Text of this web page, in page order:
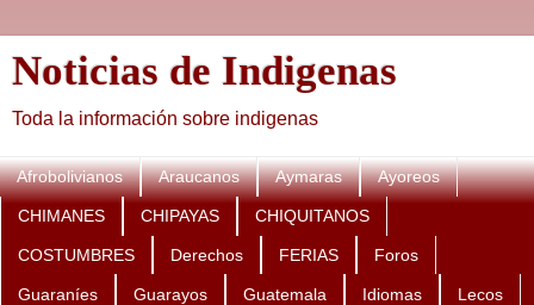
Noticias de Indigenas
Toda la información sobre indigenas
Afrobolivianos Araucanos Aymaras Ayoreos
CHIMANES CHIPAYAS CHIQUITANOS
COSTUMBRES Derechos FERIAS Foros
Guaraníes Guarayos Guatemala Idiomas Lecos